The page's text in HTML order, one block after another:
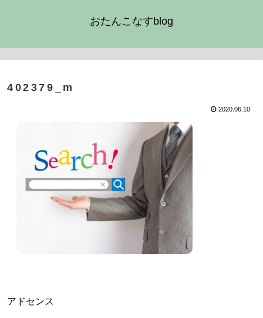
おたんこなすblog
402379_m
2020.06.10
アドセンス